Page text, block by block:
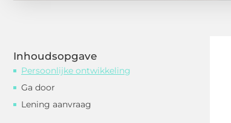
Inhoudsopgave
Persoonlijke ontwikkeling
Ga door
Lening aanvraag